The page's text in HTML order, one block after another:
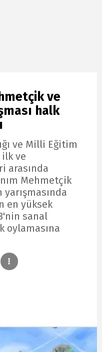
ve
halk
ve Milli Eğitim
ilk ve
arasında
Mehmetçik
en yüksek
sanal
oylamasına